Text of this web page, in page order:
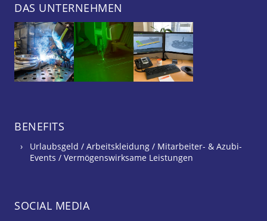
DAS UNTERNEHMEN
BENEFITS
Urlaubsgeld / Arbeitskleidung / Mitarbeiter- & Azubi-
Events / Vermögenswirksame Leistungen
SOCIAL MEDIA